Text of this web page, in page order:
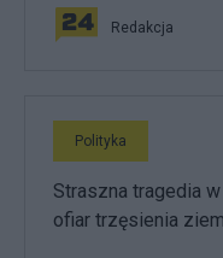
Redakcja
Polityka
Straszna tragedia
ofiar trzęsienia